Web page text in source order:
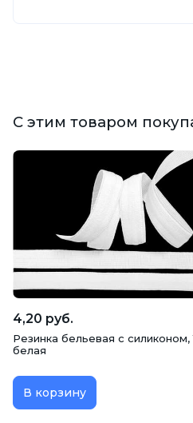
С этим товаром
4,20 руб.
Резинка бельевая с силиконом,
белая
В корзину